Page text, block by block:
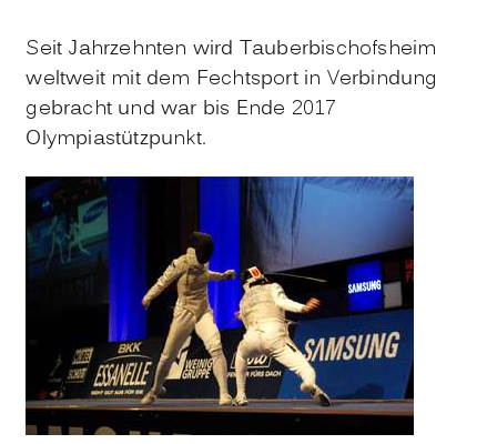
Seit Jahrzehnten wird Tauberbischofsheim
weltweit mit dem Fechtsport in Verbindung
gebracht und war bis Ende 2017
Olympiastützpunkt.